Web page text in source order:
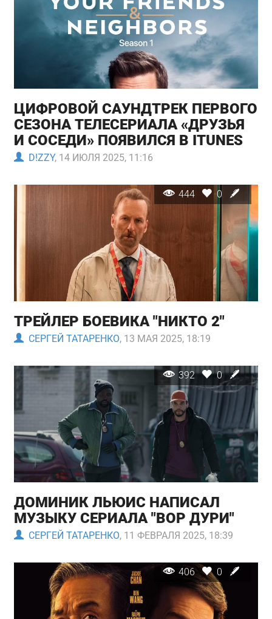
ЦИФРОВОЙ САУНДТРЕК ПЕРВОГО
СЕЗОНА ТЕЛЕСЕРИАЛА «ДРУЗЬЯ
И СОСЕДИ» ПОЯВИЛСЯ В ITUNES
D!ZZY, 14 ИЮЛЯ 2025, 11:16
444 0
ТРЕЙЛЕР БОЕВИКА "НИКТО 2"
СЕРГЕЙ ТАТАРЕНКО, 13 МАЯ 2025, 18:19
392 0
ДОМИНИК ЛЬЮИС НАПИСАЛ
МУЗЫКУ СЕРИАЛА "ВОР ДУРИ"
СЕРГЕЙ ТАТАРЕНКО, 11 ФЕВРАЛЯ 2025, 18:39
406 0